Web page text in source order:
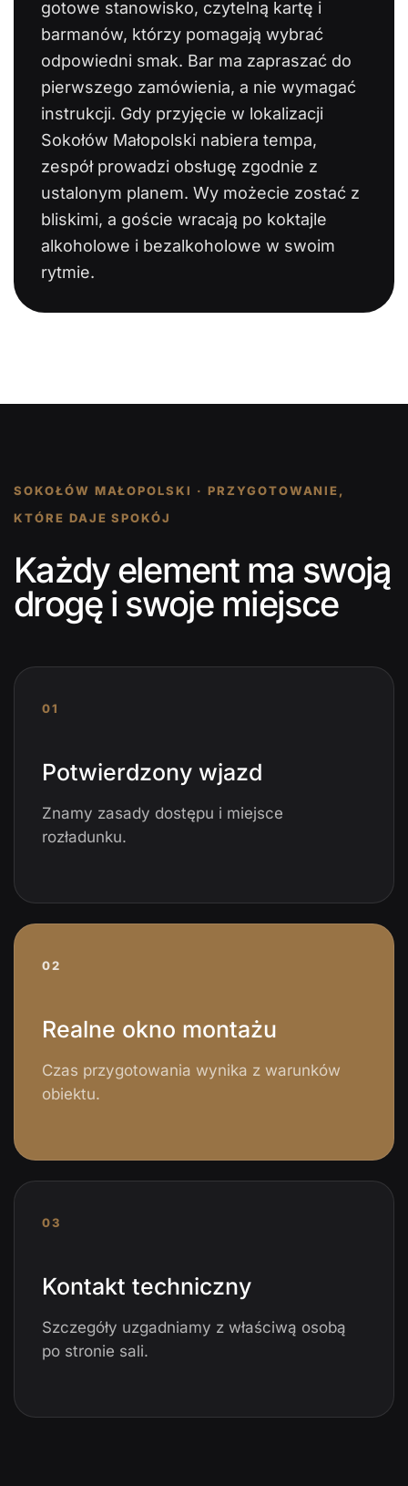
gotowe stanowisko, czytelną kartę i
barmanów, którzy pomagają wybrać
odpowiedni smak. Bar ma zapraszać do
pierwszego zamówienia, a nie wymagać
instrukcji. Gdy przyjęcie w lokalizacji
Sokołów Małopolski nabiera tempa,
zespół prowadzi obsługę zgodnie z
ustalonym planem. Wy możecie zostać z
bliskimi, a goście wracają po koktajle
alkoholowe i bezalkoholowe w swoim
rytmie.
SOKOŁÓW MAŁOPOLSKI · PRZYGOTOWANIE,
KTÓRE DAJE SPOKÓJ
Każdy element ma swoją
drogę i swoje miejsce
01
Potwierdzony wjazd
Znamy zasady dostępu i miejsce
rozładunku.
02
Realne okno montażu
Czas przygotowania wynika z warunków
obiektu.
03
Kontakt techniczny
Szczegóły uzgadniamy z właściwą osobą
po stronie sali.